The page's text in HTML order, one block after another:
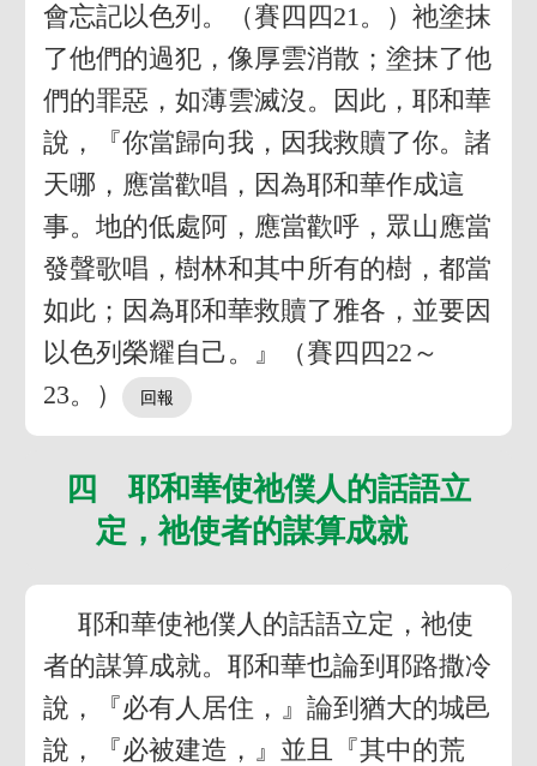
會忘記以色列。（賽四四21。）祂塗抹
了他們的過犯，像厚雲消散；塗抹了他
們的罪惡，如薄雲滅沒。因此，耶和華
說，『你當歸向我，因我救贖了你。諸
天哪，應當歡唱，因為耶和華作成這
事。地的低處阿，應當歡呼，眾山應當
發聲歌唱，樹林和其中所有的樹，都當
如此；因為耶和華救贖了雅各，並要因
以色列榮耀自己。』（賽四四22～
23。）
四 耶和華使祂僕人的話語立
定，祂使者的謀算成就
耶和華使祂僕人的話語立定，祂使
者的謀算成就。耶和華也論到耶路撒冷
說，『必有人居住，』論到猶大的城邑
說，『必被建造，』並且『其中的荒